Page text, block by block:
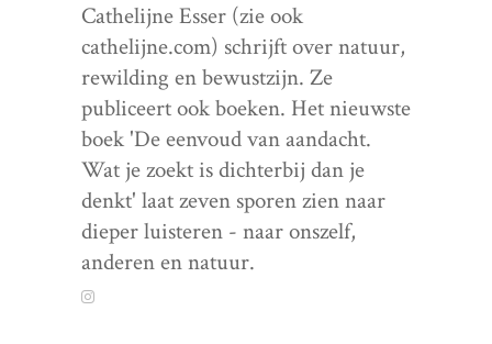
Cathelijne Esser (zie ook
cathelijne.com) schrijft over natuur,
rewilding en bewustzijn. Ze
publiceert ook boeken. Het nieuwste
boek 'De eenvoud van aandacht.
Wat je zoekt is dichterbij dan je
denkt' laat zeven sporen zien naar
dieper luisteren - naar onszelf,
anderen en natuur.